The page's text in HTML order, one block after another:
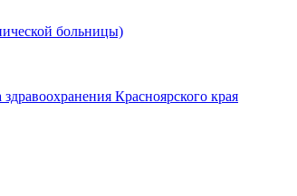
больницы)
Красноярского края